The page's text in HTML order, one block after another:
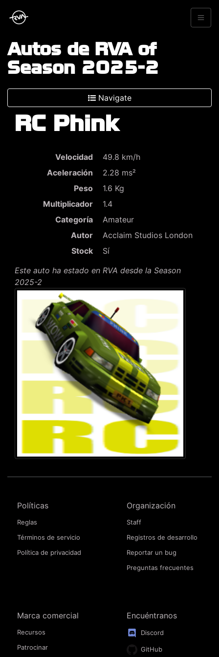
Autos de RVA of
Season 2025-2
Navigate
RC Phink
Velocidad
49.8 km/h
Aceleración
2.28 ms²
Peso
1.6 Kg
Multiplicador
1.4
Categoría
Amateur
Autor
Acclaim Studios London
Stock
Sí
Este auto ha estado en RVA desde la Season
2025-2
Políticas
Reglas
Términos de servicio
Política de privacidad
Organización
Staff
Registros de desarrollo
Reportar un bug
Preguntas frecuentes
Marca comercial
Recursos
Patrocinar
Encuéntranos
Discord
GitHub